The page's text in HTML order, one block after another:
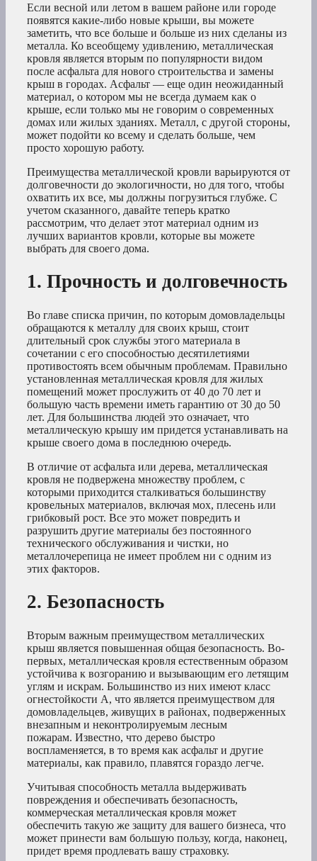
Если весной или летом в вашем районе или городе
появятся какие-либо новые крыши, вы можете
заметить, что все больше и больше из них сделаны из
металла. Ко всеобщему удивлению, металлическая
кровля является вторым по популярности видом
после асфальта для нового строительства и замены
крыш в городах. Асфальт — еще один неожиданный
материал, о котором мы не всегда думаем как о
крыше, если только мы не говорим о современных
домах или жилых зданиях. Металл, с другой стороны,
может подойти ко всему и сделать больше, чем
просто хорошую работу.
Преимущества металлической кровли варьируются от
долговечности до экологичности, но для того, чтобы
охватить их все, мы должны погрузиться глубже. С
учетом сказанного, давайте теперь кратко
рассмотрим, что делает этот материал одним из
лучших вариантов кровли, которые вы можете
выбрать для своего дома.
1. Прочность и долговечность
Во главе списка причин, по которым домовладельцы
обращаются к металлу для своих крыш, стоит
длительный срок службы этого материала в
сочетании с его способностью десятилетиями
противостоять всем обычным проблемам. Правильно
установленная металлическая кровля для жилых
помещений может прослужить от 40 до 70 лет и
большую часть времени иметь гарантию от 30 до 50
лет. Для большинства людей это означает, что
металлическую крышу им придется устанавливать на
крыше своего дома в последнюю очередь.
В отличие от асфальта или дерева, металлическая
кровля не подвержена множеству проблем, с
которыми приходится сталкиваться большинству
кровельных материалов, включая мох, плесень или
грибковый рост. Все это может повредить и
разрушить другие материалы без постоянного
технического обслуживания и чистки, но
металлочерепица не имеет проблем ни с одним из
этих факторов.
2. Безопасность
Вторым важным преимуществом металлических
крыш является повышенная общая безопасность. Во-
первых, металлическая кровля естественным образом
устойчива к возгоранию и вызывающим его летящим
углям и искрам. Большинство из них имеют класс
огнестойкости А, что является преимуществом для
домовладельцев, живущих в районах, подверженных
внезапным и неконтролируемым лесным
пожарам. Известно, что дерево быстро
воспламеняется, в то время как асфальт и другие
материалы, как правило, плавятся гораздо легче.
Учитывая способность металла выдерживать
повреждения и обеспечивать безопасность,
коммерческая металлическая кровля может
обеспечить такую же защиту для вашего бизнеса, что
может принести вам большую пользу, когда, наконец,
придет время продлевать вашу страховку.